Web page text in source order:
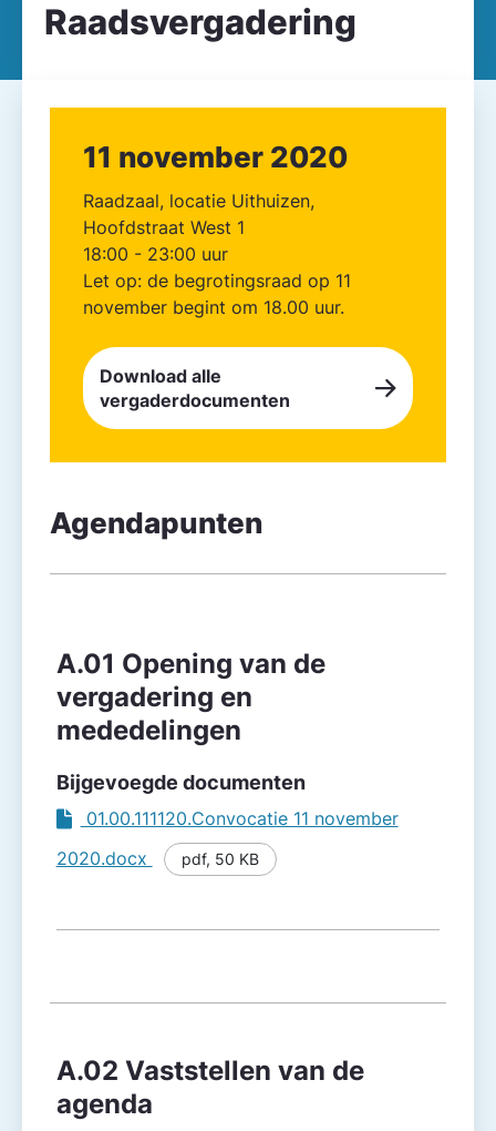
Raadsvergadering
11 november 2020
Raadzaal, locatie Uithuizen,
Hoofdstraat West 1
18:00 - 23:00 uur
Let op: de begrotingsraad op 11
november begint om 18.00 uur.
Download alle
vergaderdocumenten
Agendapunten
A.01 Opening van de
vergadering en
mededelingen
Bijgevoegde documenten
01.00.111120.Convocatie 11 november
2020.docx
pdf, 50 KB
A.02 Vaststellen van de
agenda